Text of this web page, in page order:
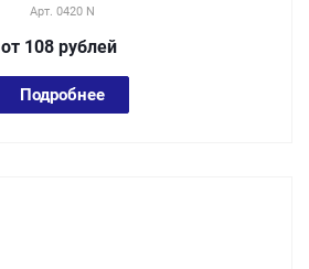
Арт. 0420 N
от 108 рублей
Подробнее